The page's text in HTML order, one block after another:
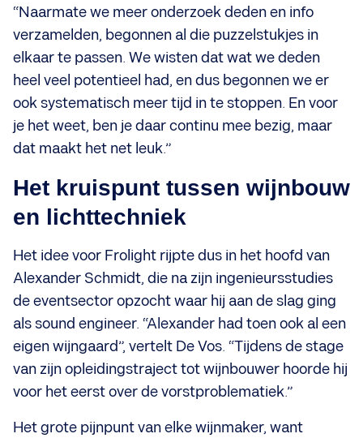
“Naarmate we meer onderzoek deden en info
verzamelden, begonnen al die puzzelstukjes in
elkaar te passen. We wisten dat wat we deden
heel veel potentieel had, en dus begonnen we er
ook systematisch meer tijd in te stoppen. En voor
je het weet, ben je daar continu mee bezig, maar
dat maakt het net leuk.”
Het kruispunt tussen wijnbouw
en lichttechniek
Het idee voor Frolight rijpte dus in het hoofd van
Alexander Schmidt, die na zijn ingenieursstudies
de eventsector opzocht waar hij aan de slag ging
als sound engineer. “Alexander had toen ook al een
eigen wijngaard”, vertelt De Vos. “Tijdens de stage
van zijn opleidingstraject tot wijnbouwer hoorde hij
voor het eerst over de vorstproblematiek.”
Het grote pijnpunt van elke wijnmaker, want